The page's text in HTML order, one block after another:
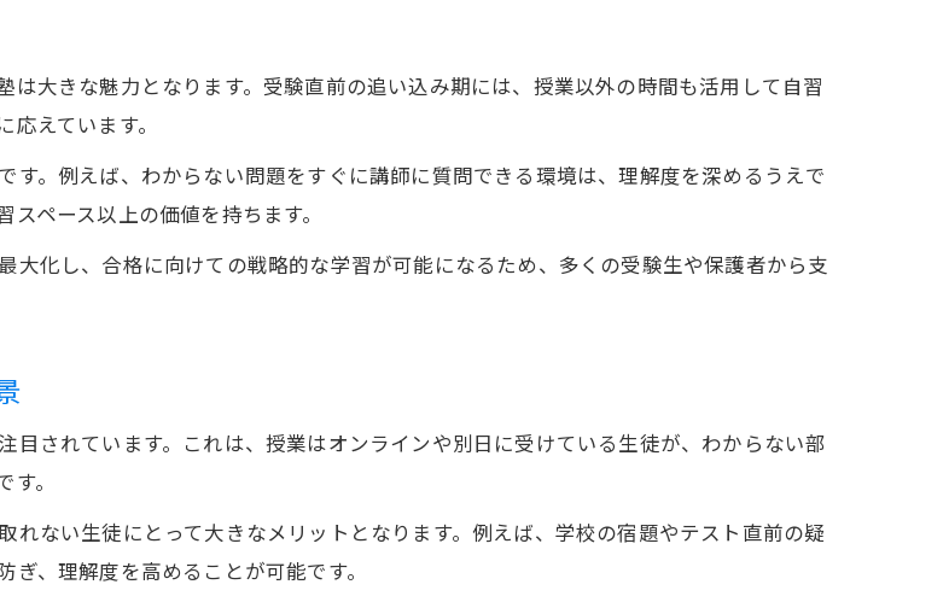
大きな魅力となります。受験直前の追い込み期には、授業以外の時間も活用して自習
えています。
す。例えば、わからない問題をすぐに講師に質問できる環境は、理解度を深めるうえで
ペース以上の価値を持ちます。
大化し、合格に向けての戦略的な学習が可能になるため、多くの受験生や保護者から支
されています。これは、授業はオンラインや別日に受けている生徒が、わからない部
。
れない生徒にとって大きなメリットとなります。例えば、学校の宿題やテスト直前の疑
、理解度を高めることが可能です。